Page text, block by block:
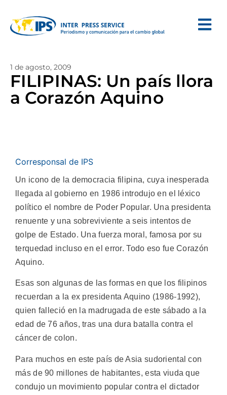
1 de agosto, 2009
FILIPINAS: Un país llora
a Corazón Aquino
Corresponsal de IPS
Un icono de la democracia filipina, cuya inesperada
llegada al gobierno en 1986 introdujo en el léxico
político el nombre de Poder Popular. Una presidenta
renuente y una sobreviviente a seis intentos de
golpe de Estado. Una fuerza moral, famosa por su
terquedad incluso en el error. Todo eso fue Corazón
Aquino.
Esas son algunas de las formas en que los filipinos
recuerdan a la ex presidenta Aquino (1986-1992),
quien falleció en la madrugada de este sábado a la
edad de 76 años, tras una dura batalla contra el
cáncer de colon.
Para muchos en este país de Asia sudoriental con
más de 90 millones de habitantes, esta viuda que
condujo un movimiento popular contra el dictador